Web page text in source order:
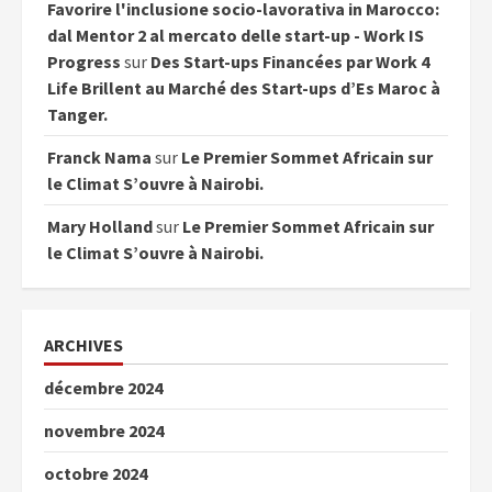
Favorire l'inclusione socio-lavorativa in Marocco:
dal Mentor 2 al mercato delle start-up - Work IS
Progress sur Des Start-ups Financées par Work 4
Life Brillent au Marché des Start-ups d’Es Maroc à
Tanger.
Franck Nama sur Le Premier Sommet Africain sur
le Climat S’ouvre à Nairobi.
Mary Hollandsur Le Premier Sommet Africain sur
le Climat S’ouvre à Nairobi.
ARCHIVES
décembre 2024
novembre 2024
octobre 2024